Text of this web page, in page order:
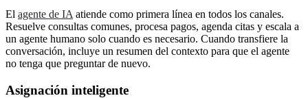
El agente de IA atiende como primera línea en todos los canales.
Resuelve consultas comunes, procesa pagos, agenda citas y escala a
un agente humano solo cuando es necesario. Cuando transfiere la
conversación, incluye un resumen del contexto para que el agente
no tenga que preguntar de nuevo.
Asignación inteligente